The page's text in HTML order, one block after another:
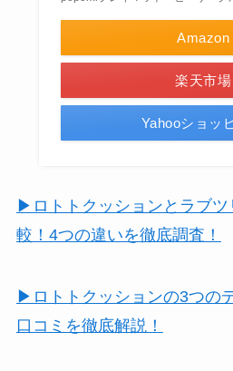
Amazon
楽天市場
Yahooショッ
▶ロトトクッションとラブツ
較！4つの違いを徹底調査！
▶ロトトクッションの3つの
口コミを徹底解説！